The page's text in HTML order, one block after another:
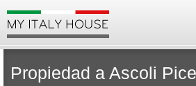
Propiedad a Ascoli